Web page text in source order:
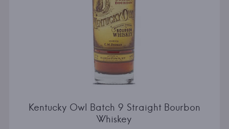
Kentucky Owl Batch 9 Straight Bourbon
Whiskey